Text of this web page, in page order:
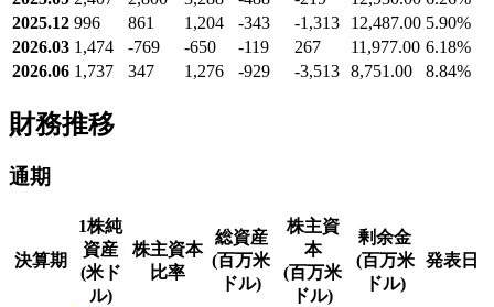
2025.12 996 861 1,204 -343 -1,313 12,487.00 5.90%
2026.03 1,474 -769 -650 -119 267 11,977.00 6.18%
2026.06 1,737 347 1,276 -929 -3,513 8,751.00 8.84%
財務推移
通期
決算期
1株純
資産
(米ド
ル)
株主資本
比率
総資産
(百万米
ドル)
株主資
本
(百万米
ドル)
剰余金
(百万米
ドル)
発表日